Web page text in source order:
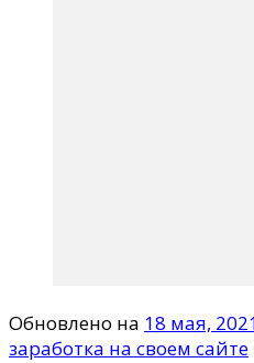
Обновлено на 18 мая,
заработка на своем сайте